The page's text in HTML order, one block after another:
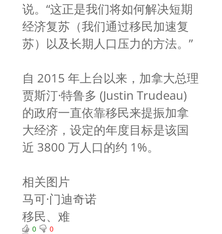
说。“这正是我们将如何解决短期
经济复苏（我们通过移民加速复
苏）以及长期人口压力的方法。”
自 2015 年上台以来，加拿大总理
贾斯汀·特鲁多 (Justin Trudeau)
的政府一直依靠移民来提振加拿
大经济，设定的年度目标是该国
近 3800 万人口的约 1%。
相关图片
马可·门迪奇诺
移民、难
0 0